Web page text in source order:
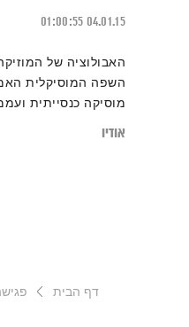
04.01.15
01:00:55
האבולוציה של
השפה המוסיקלית
מוסיקה כנסייתית
אודיו
דף הבית